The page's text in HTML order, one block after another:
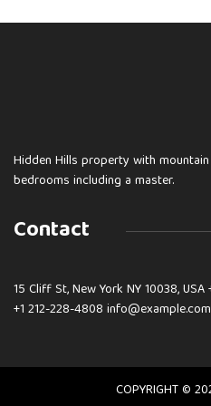
Hidden Hills property with
bedrooms including a master.
Contact
15 Cliff St, New York NY 10038, USA
+1 212-228-4808 info@example.com
COPYRIGHT ©